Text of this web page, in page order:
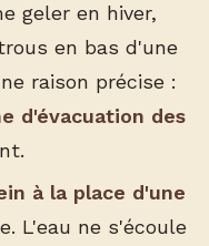
geler en hiver,
en bas d'une
raison précise :
d'évacuation des
à la place d'une
L'eau ne s'écoule